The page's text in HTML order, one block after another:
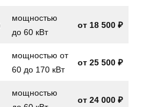
мощностью
до 60 кВт
от 18 500 ₽
мощностью от
60 до 170 кВт
от 25 500 ₽
мощностью
от 24 000 ₽